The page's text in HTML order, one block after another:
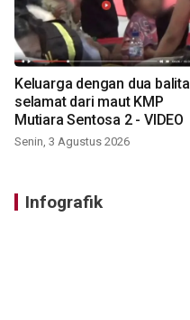
Keluarga dengan dua balita
selamat dari maut KMP
Mutiara Sentosa 2 - VIDEO
Senin, 3 Agustus 2026
Infografik